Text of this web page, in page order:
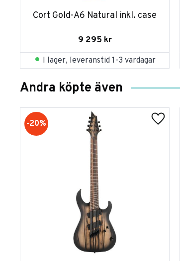
Cort Gold-A6 Natural inkl. case
9 295 kr
I lager, leveranstid 1-3 vardagar
Andra köpte även
20%